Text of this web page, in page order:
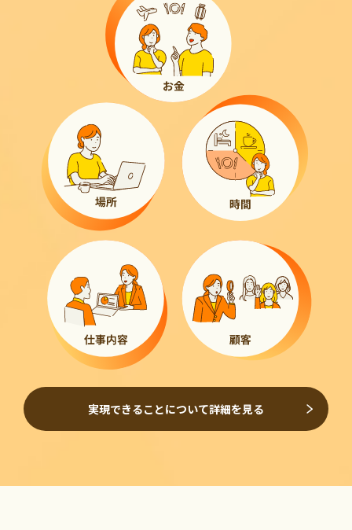
実現できることについて詳細を見る